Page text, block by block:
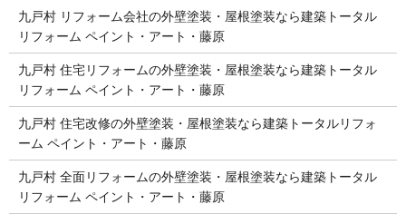
九戸村 リフォーム会社の外壁塗装・屋根塗装なら建築トータル
リフォーム ペイント・アート・藤原
九戸村 住宅リフォームの外壁塗装・屋根塗装なら建築トータル
リフォーム ペイント・アート・藤原
九戸村 住宅改修の外壁塗装・屋根塗装なら建築トータルリフォ
ーム ペイント・アート・藤原
九戸村 全面リフォームの外壁塗装・屋根塗装なら建築トータル
リフォーム ペイント・アート・藤原